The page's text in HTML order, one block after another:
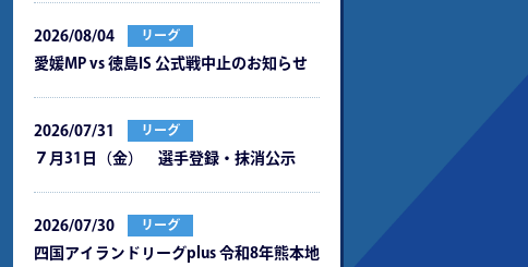
2026/08/04 リーグ
愛媛MP vs 徳島IS 公式戦中⽌のお知らせ
2026/07/31 リーグ
７月31日（金） 選手登録・抹消公示
2026/07/30 リーグ
四国アイランドリーグplus 令和8年熊本地